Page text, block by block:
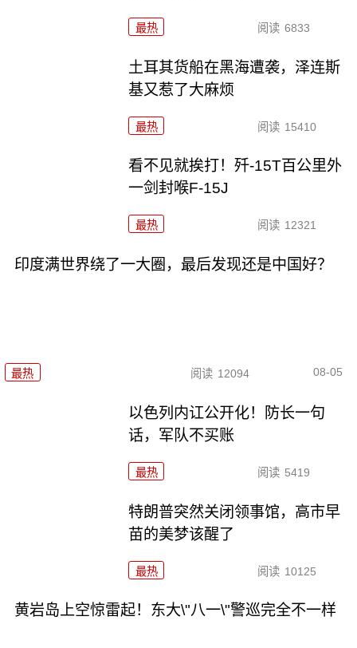
最热 阅读 6833
土耳其货船在黑海遭袭，泽连斯
基又惹了大麻烦
最热 阅读 15410
看不见就挨打！歼-15T百公里外
一剑封喉F-15J
最热 阅读 12321
印度满世界绕了一大圈，最后发现还是中国好？
最热 阅读 12094 08-05
以色列内讧公开化！防长一句
话，军队不买账
最热 阅读 5419
特朗普突然关闭领事馆，高市早
苗的美梦该醒了
最热 阅读 10125
黄岩岛上空惊雷起！东大\"八一\"警巡完全不一样